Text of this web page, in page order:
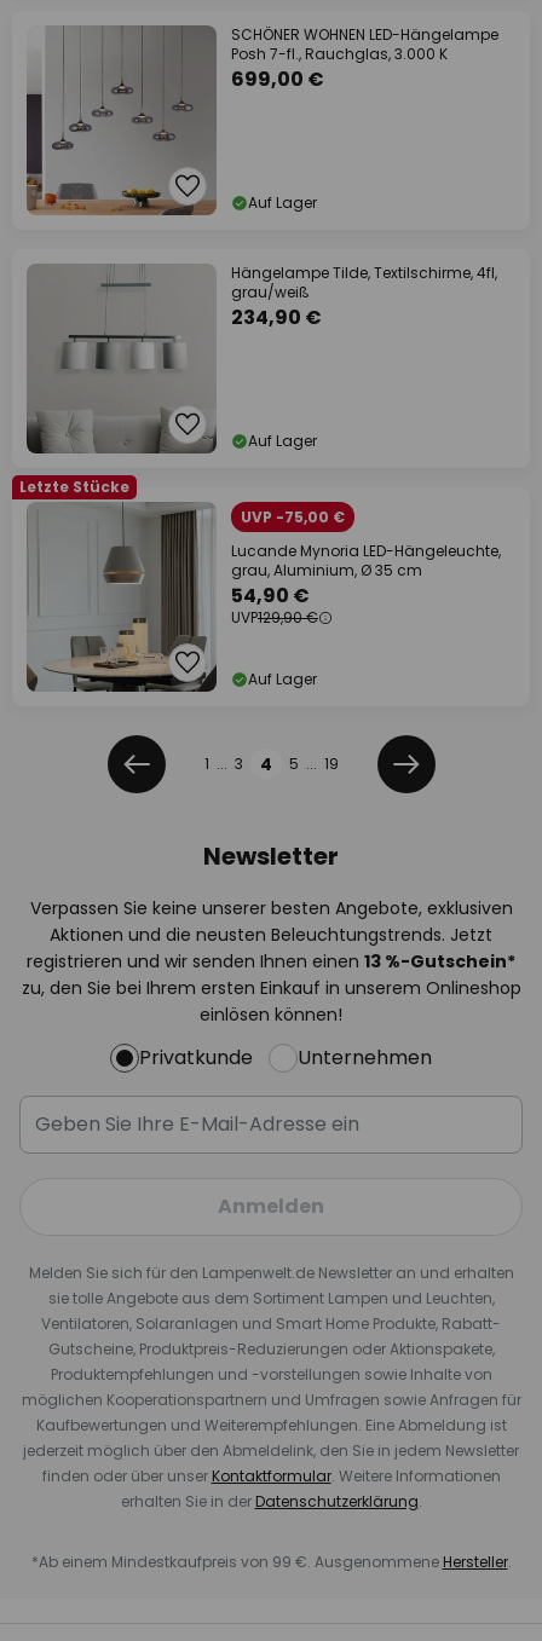
SCHÖNER WOHNEN LED-Hängelampe
Posh 7-fl., Rauchglas, 3.000 K
699,00 €
Auf Lager
Hängelampe Tilde, Textilschirme, 4fl,
grau/weiß
234,90 €
Auf Lager
Letzte Stücke
UVP -75,00 €
Lucande Mynoria LED-Hängeleuchte,
grau, Aluminium, Ø 35 cm
54,90 €
UVP129,90 €
Auf Lager
Zurück
Seite
1 ... 3 4 5 ... 19
Weiter
Newsletter
Verpassen Sie keine unserer besten Angebote, exklusiven
Aktionen und die neusten Beleuchtungstrends. Jetzt
registrieren und wir senden Ihnen einen 13 %-Gutschein*
zu, den Sie bei Ihrem ersten Einkauf in unserem Onlineshop
einlösen können!
Privatkunde Unternehmen
Anmelden
Melden Sie sich für den Lampenwelt.de Newsletter an und erhalten
sie tolle Angebote aus dem Sortiment Lampen und Leuchten,
Ventilatoren, Solaranlagen und Smart Home Produkte, Rabatt-
Gutscheine, Produktpreis-Reduzierungen oder Aktionspakete,
Produktempfehlungen und -vorstellungen sowie Inhalte von
möglichen Kooperationspartnern und Umfragen sowie Anfragen für
Kaufbewertungen und Weiterempfehlungen. Eine Abmeldung ist
jederzeit möglich über den Abmeldelink, den Sie in jedem Newsletter
finden oder über unser Kontaktformular. Weitere Informationen
erhalten Sie in der Datenschutzerklärung.
*Ab einem Mindestkaufpreis von 99 €. Ausgenommene Hersteller.